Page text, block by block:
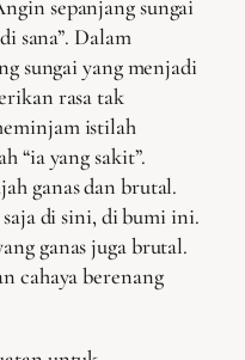
sepanjang sungai
sana”. Dalam
sungai yang menjadi
rasa tak
istilah
“ia yang sakit”.
ganas dan brutal.
di sini, di bumi ini.
ganas juga brutal.
cahaya berenang